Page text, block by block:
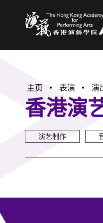
主页 表演 演
香港演
演艺制作